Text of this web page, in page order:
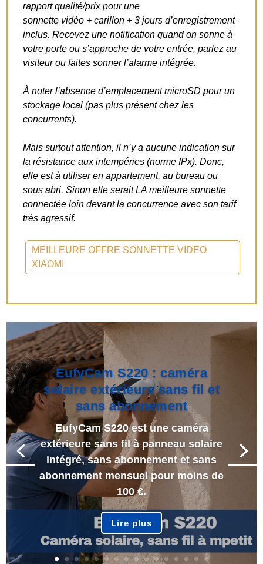
rapport qualité/prix pour une
sonnette vidéo + carillon + 3 jours d’enregistrement
inclus. Recevez une notification quand on sonne à
votre porte ou s’approche de votre entrée, parlez au
visiteur ou faites sonner l’alarme intégrée.
À noter l’absence d’emplacement microSD pour un
stockage local (pas plus présent chez les
concurrents).
Mais surtout attention, il n’y a aucune indication sur
la résistance aux intempéries (norme IPx). Donc,
elle est à utiliser en appartement, au bureau ou
sous abri. Sinon elle serait LA meilleure sonnette
connectée loin devant la concurrence avec son tarif
très agressif.
MEILLEURE OFFRE SONNETTE VIDEO
XIAOMI
EufyCam S220 : caméra
solaire extérieure sans fil et
sans abonnement
EufyCam S220 est une caméra
extérieure sans fil à panneau solaire
intégré, sans abonnement et sans
abonnement mensuel pour moins de
100 €.
Lire plus